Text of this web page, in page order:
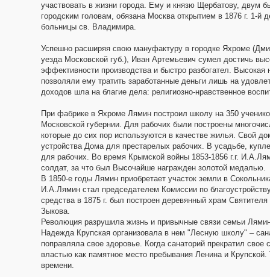
участвовать в жизни города. Ему и князю Щербатову, двум
городским головам, обязана Москва открытием в 1876 г. 1-й
больницы св. Владимира.
Успешно расширяя свою мануфактуру в городке Яхроме
уезда Московской губ.), Иван Артемьевич сумел достичь
эффективности производства и быстро разбогател. Высокая
позволяли ему тратить заработанные деньги лишь на
доходов шла на благие дела: религиозно-нравственное
При фабрике в Яхроме Лямин построил школу на 350
Московской губернии. Для рабочих были построены
которые до сих пор используются в качестве жилья. Свой
устройства Дома для престарелых рабочих. В усадьбе,
для рабочих. Во время Крымской войны 1853-1856 г.г.
солдат, за что был Высочайше награжден золотой медалью.
В 1850-е годы Лямин приобретает участок земли в
И.А.Лямин стал председателем Комиссии по
средства в 1875 г. был построен деревянный храм
Зыкова.
Революция разрушила жизнь и привычные связи семьи
Надежда Крупская организовала в нем "Лесную школу" –
поправляла свое здоровье. Когда санаторий прекратил
властью как памятное место пребывания Ленина и
времени.